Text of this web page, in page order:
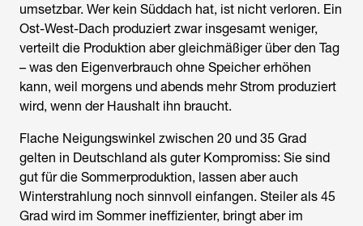
umsetzbar. Wer kein Süddach hat, ist nicht verloren. Ein
Ost-West-Dach produziert zwar insgesamt weniger,
verteilt die Produktion aber gleichmäßiger über den Tag
– was den Eigenverbrauch ohne Speicher erhöhen
kann, weil morgens und abends mehr Strom produziert
wird, wenn der Haushalt ihn braucht.
Flache Neigungswinkel zwischen 20 und 35 Grad
gelten in Deutschland als guter Kompromiss: Sie sind
gut für die Sommerproduktion, lassen aber auch
Winterstrahlung noch sinnvoll einfangen. Steiler als 45
Grad wird im Sommer ineffizienter, bringt aber im